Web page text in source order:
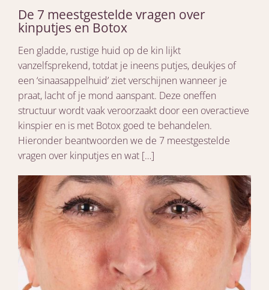
De 7 meestgestelde vragen over
kinputjes en Botox
Een gladde, rustige huid op de kin lijkt
vanzelfsprekend, totdat je ineens putjes, deukjes of
een ‘sinaasappelhuid’ ziet verschijnen wanneer je
praat, lacht of je mond aanspant. Deze oneffen
structuur wordt vaak veroorzaakt door een overactieve
kinspier en is met Botox goed te behandelen.
Hieronder beantwoorden we de 7 meestgestelde
vragen over kinputjes en wat […]